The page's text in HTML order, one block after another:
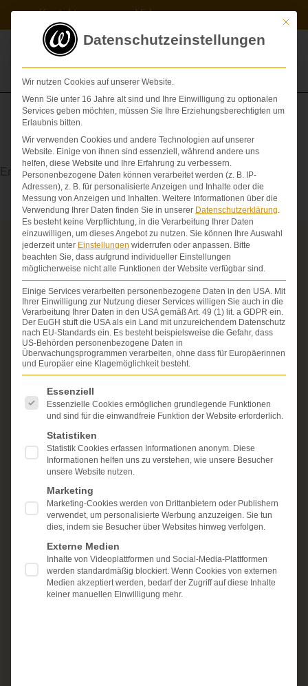
springen
Kontakt Videos
Rezeptor
Empfangsorgan der Nerven
Über die Schmerzensgeld-Spezialisten
Seit über 25 Jahren vertreten wir als Fachanwälte
ausschließlich Geschädigte bei schweren
Personenschäden. Wir verfügen über ausgewiesene
Erfahrung im Arzthaftungsrecht, bei Unfallfolgen und
bei der Durchsetzung von Schmerzensgeld- und
Schadensersatzansprüchen.Ihr Recht steht für uns
im Mittelpunkt.
Mehr erfahren:
Unsere Kanzlei
Kostenlose Erstberatung
Mit
Datenschutzeinstellungen
Wir nutzen Cookies auf unserer Website.
Wenn Sie unter 16 Jahre alt sind und Ihre Einwilligung zu optionalen
Services geben möchten, müssen Sie Ihre Erziehungsberechtigten um
Erlaubnis bitten.
Wir verwenden Cookies und andere Technologien auf unserer
Website. Einige von ihnen sind essenziell, während andere uns
helfen, diese Website und Ihre Erfahrung zu verbessern.
Personenbezogene Daten können verarbeitet werden (z. B. IP-
Adressen), z. B. für personalisierte Anzeigen und Inhalte oder die
Messung von Anzeigen und Inhalten. Weitere Informationen über die
Verwendung Ihrer Daten finden Sie in unserer Datenschutzerklärung.
Es besteht keine Verpflichtung, in die Verarbeitung Ihrer Daten
einzuwilligen, um dieses Angebot zu nutzen. Sie können Ihre Auswahl
jederzeit unter Einstellungen widerrufen oder anpassen. Bitte
beachten Sie, dass aufgrund individueller Einstellungen
möglicherweise nicht alle Funktionen der Website verfügbar sind.
Einige Services verarbeiten personenbezogene Daten in den USA. Mit
Ihrer Einwilligung zur Nutzung dieser Services willigen Sie auch in die
Verarbeitung Ihrer Daten in den USA gemäß Art. 49 (1) lit. a GDPR ein.
Der EuGH stuft die USA als ein Land mit unzureichendem Datenschutz
nach EU-Standards ein. Es besteht beispielsweise die Gefahr, dass
US-Behörden personenbezogene Daten in
Überwachungsprogrammen verarbeiten, ohne dass für Europäerinnen
und Europäer eine Klagemöglichkeit besteht.
Es folgt eine Liste der Service-Gruppen, für die eine
Essenziell
Essenzielle Cookies ermöglichen grundlegende Funktionen
und sind für die einwandfreie Funktion der Website erforderlich.
Statistiken
Statistik Cookies erfassen Informationen anonym. Diese
Informationen helfen uns zu verstehen, wie unsere Besucher
unsere Website nutzen.
Marketing
Marketing-Cookies werden von Drittanbietern oder Publishern
verwendet, um personalisierte Werbung anzuzeigen. Sie tun
dies, indem sie Besucher über Websites hinweg verfolgen.
Externe Medien
Inhalte von Videoplattformen und Social-Media-Plattformen
werden standardmäßig blockiert. Wenn Cookies von externen
Medien akzeptiert werden, bedarf der Zugriff auf diese Inhalte
keiner manuellen Einwilligung mehr.